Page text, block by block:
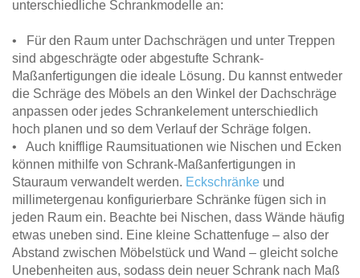
unterschiedliche Schrankmodelle an:
• Für den Raum unter Dachschrägen und unter Treppen
sind abgeschrägte oder abgestufte Schrank-
Maßanfertigungen die ideale Lösung. Du kannst entweder
die Schräge des Möbels an den Winkel der Dachschräge
anpassen oder jedes Schrankelement unterschiedlich
hoch planen und so dem Verlauf der Schräge folgen.
• Auch knifflige Raumsituationen wie Nischen und Ecken
können mithilfe von Schrank-Maßanfertigungen in
Stauraum verwandelt werden. Eckschränke und
millimetergenau konfigurierbare Schränke fügen sich in
jeden Raum ein. Beachte bei Nischen, dass Wände häufig
etwas uneben sind. Eine kleine Schattenfuge – also der
Abstand zwischen Möbelstück und Wand – gleicht solche
Unebenheiten aus, sodass dein neuer Schrank nach Maß